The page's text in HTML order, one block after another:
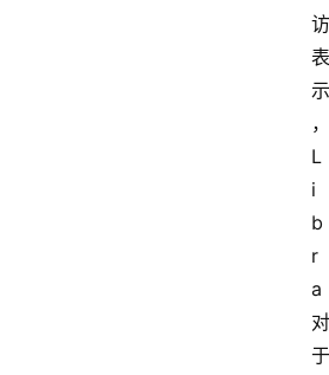
访
表
示
，
L
i
b
r
a
对
于